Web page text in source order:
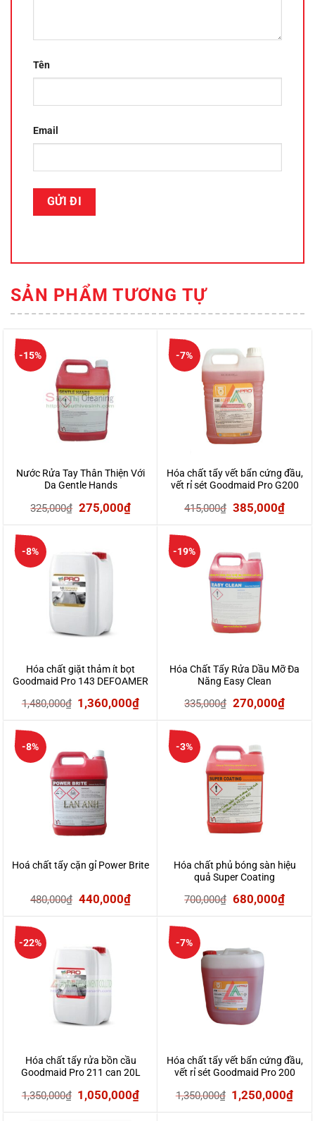
Tên
Email
SẢN PHẨM TƯƠNG TỰ
-15%
Nước Rửa Tay Thân Thiện Với
Da Gentle Hands
325,000₫ Giá
gốc
325,000₫.
275,000₫Giá
hiện
-7%
Hóa chất tẩy vết bẩn cứng đầu,
vết rỉ sét Goodmaid Pro G200
415,000₫ Giá
gốc
415,000₫.
385,000₫Giá
hiện
-8%
Hóa chất giặt thảm ít bọt
Goodmaid Pro 143 DEFOAMER
1,480,000₫ Giá
gốc
1,480,000₫.
1,360,000₫Giá
hiện
-19%
Hóa Chất Tẩy Rửa Dầu Mỡ Đa
Năng Easy Clean
335,000₫ Giá
gốc
335,000₫.
270,000₫Giá
hiện
-8%
Hoá chất tẩy cặn gỉ Power Brite
480,000₫ Giá
gốc
480,000₫.
440,000₫Giá
hiện
-3%
Hóa chất phủ bóng sàn hiệu
quả Super Coating
700,000₫ Giá
gốc
700,000₫.
680,000₫Giá
hiện
-22%
Hóa chất tẩy rửa bồn cầu
Goodmaid Pro 211 can 20L
1,350,000₫ Giá
gốc
1,050,000₫Giá
hiện
-7%
Hóa chất tẩy vết bẩn cứng đầu,
vết rỉ sét Goodmaid Pro 200
1,350,000₫ Giá
gốc
1,250,000₫Giá